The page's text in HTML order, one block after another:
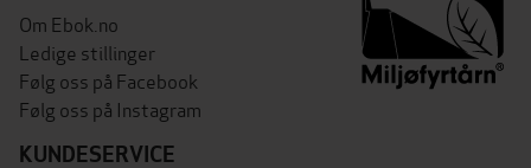
Om Ebok.no
Ledige stillinger
Følg oss på Facebook
Følg oss på Instagram
KUNDESERVICE